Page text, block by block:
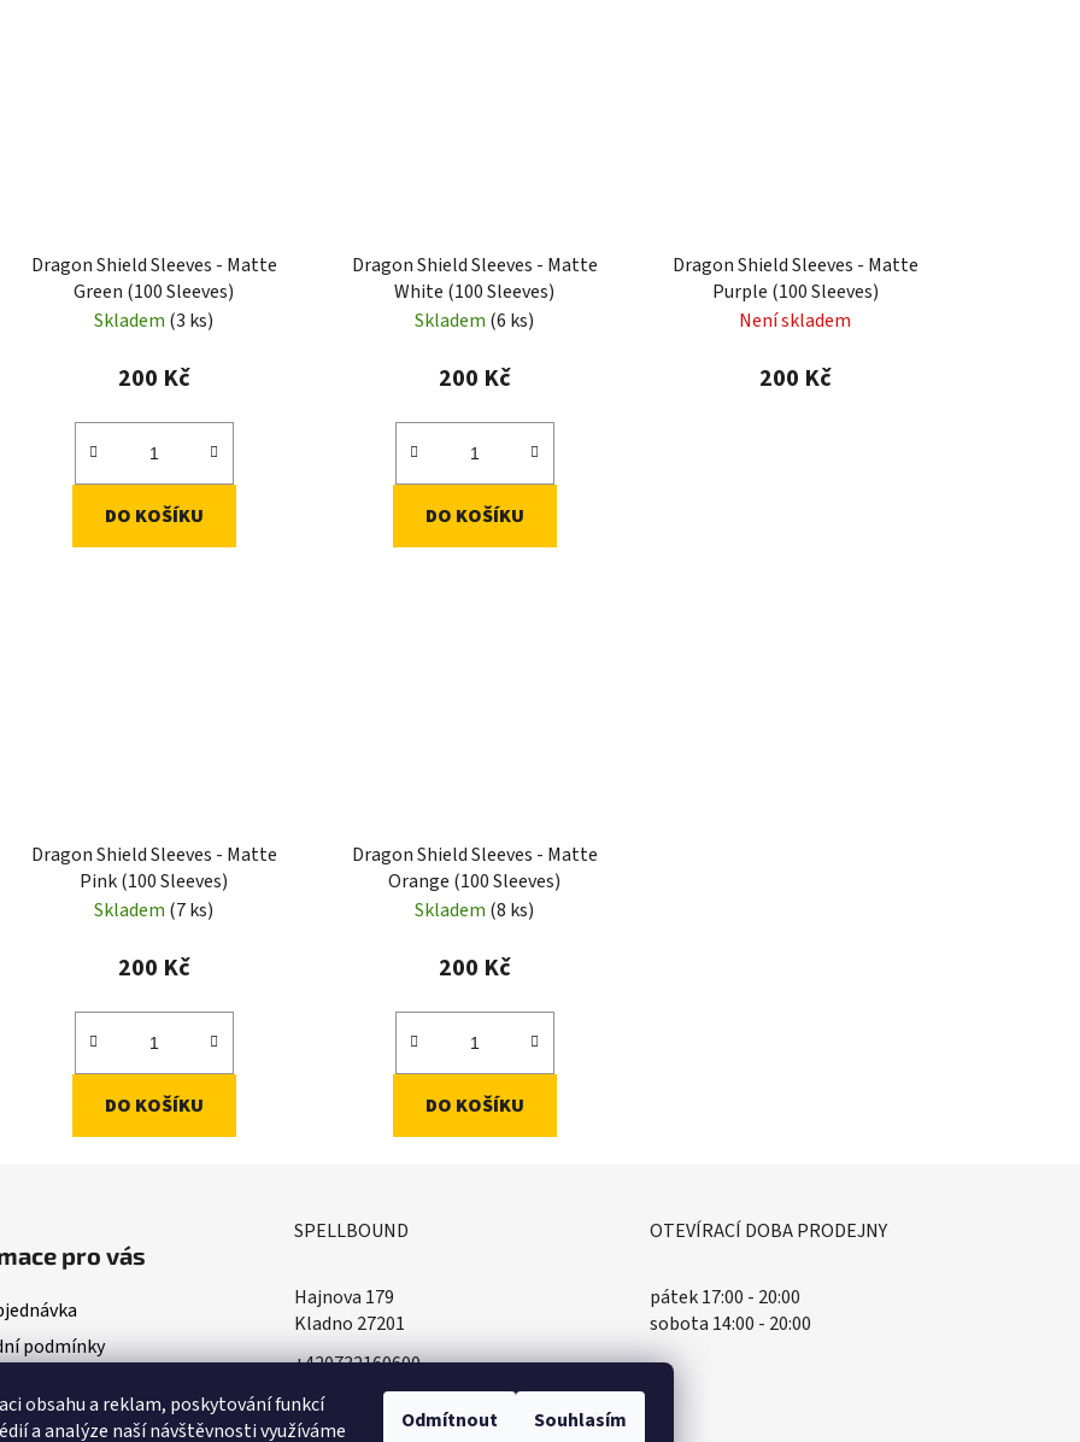
obsahu a reklam, poskytování funkcí
a analýze naší návštěvnosti využíváme
Odmítnout Souhlasím
Dragon Shield Sleeves - Matte
Green (100 Sleeves)
Skladem (3 ks)
200 Kč
DO KOŠÍKU
Dragon Shield Sleeves - Matte
White (100 Sleeves)
Skladem (6 ks)
200 Kč
DO KOŠÍKU
Dragon Shield Sleeves - Matte
Purple (100 Sleeves)
Není skladem
200 Kč
Dragon Shield Sleeves - Matte
Pink (100 Sleeves)
Skladem (7 ks)
200 Kč
DO KOŠÍKU
Dragon Shield Sleeves - Matte
Orange (100 Sleeves)
Skladem (8 ks)
200 Kč
DO KOŠÍKU
pro vás
podmínky
ochrany osobních údajů
SPELLBOUND
Hajnova 179
Kladno 27201
+420732160600
​info@spellbound.cz
OTEVÍRACÍ DOBA PRODEJNY
pátek 17:00 - 20:00
sobota 14:00 - 20:00